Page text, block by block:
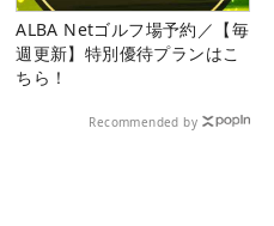
ALBA Netゴルフ場予約／【毎
週更新】特別優待プランはこ
ちら！
Recommended by